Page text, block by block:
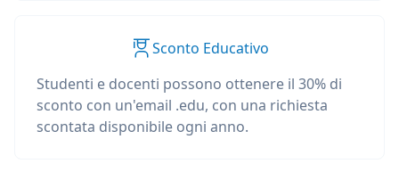
Sconto Educativo
Studenti e docenti possono ottenere il 30% di
sconto con un'email .edu, con una richiesta
scontata disponibile ogni anno.